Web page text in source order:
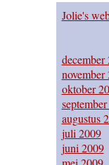
Jolie's
december
november
oktober
augustus
juli 2009
juni 2009